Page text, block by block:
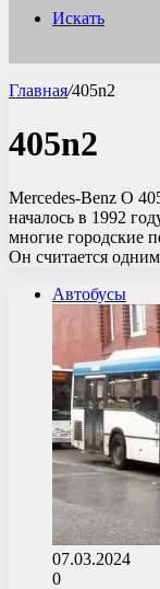
Искать
Главная/405n2
405n2
Mercedes-Benz O
началось в 1992
многие городские
Он считается
Автобусы
07.03.2024
0